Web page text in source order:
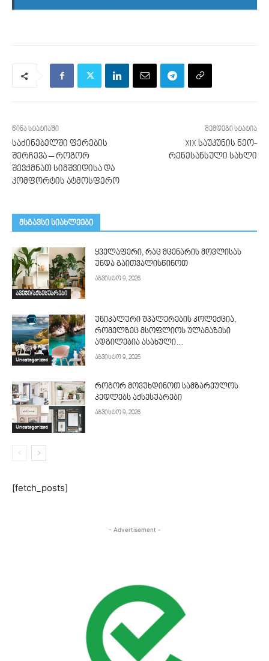
წინა სტატიაში
საძინებელში ფერების
შერჩევა – როგორ
შევქმნათ სიმშვიდისა და
კომფორტის ატმოსფერო
შემდეგი სტატია
XIX საუკუნის ნეო-
რენესანსული სახლი
მსგავსი სიახლეები
ავეჯი/აქსესუარები
ყველაფერი, რაც მცენარის მოვლისას
უნდა გაითვალისწინოთ
აგვისტო 9, 2026
Uncategorized
უნიკალური შპალერების კოლექცია,
რომელზეც მსოფლიოს ულამაზესი
ადგილებია ასახული…
აგვისტო 9, 2026
Uncategorized
როგორ მოვუხდინოთ სამზარეულოს
კედლებს აქსესუარები
აგვისტო 9, 2026
[fetch_posts]
- Advertisement -